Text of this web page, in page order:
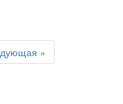
»